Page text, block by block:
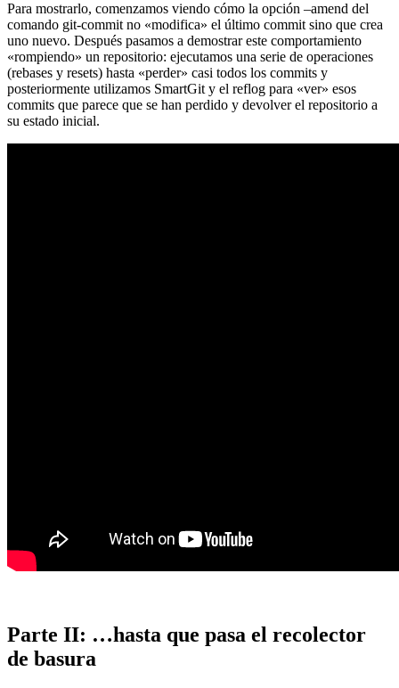
Para mostrarlo, comenzamos viendo cómo la opción –amend del
comando git-commit no «modifica» el último commit sino que crea
uno nuevo. Después pasamos a demostrar este comportamiento
«rompiendo» un repositorio: ejecutamos una serie de operaciones
(rebases y resets) hasta «perder» casi todos los commits y
posteriormente utilizamos SmartGit y el reflog para «ver» esos
commits que parece que se han perdido y devolver el repositorio a
su estado inicial.
Parte II: …hasta que pasa el recolector
de basura